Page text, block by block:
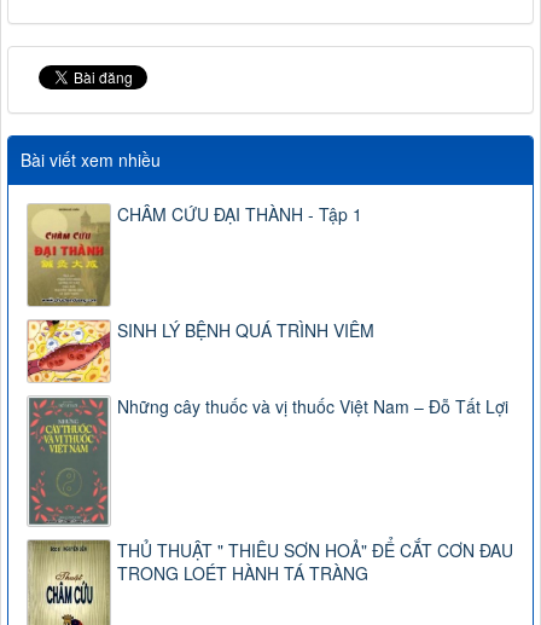
Bài viết xem nhiều
CHÂM CỨU ĐẠI THÀNH - Tập 1
SINH LÝ BỆNH QUÁ TRÌNH VIÊM
Những cây thuốc và vị thuốc Việt Nam – Đỗ Tất Lợi
THỦ THUẬT " THIÊU SƠN HOẢ" ĐỂ CẮT CƠN ĐAU
TRONG LOÉT HÀNH TÁ TRÀNG